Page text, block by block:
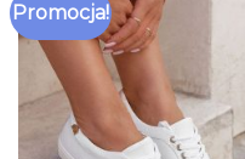
Promocja!